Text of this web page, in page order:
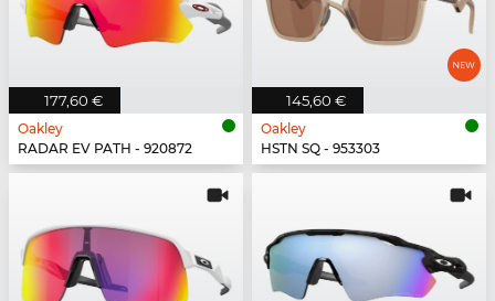
177,60 €
Oakley
RADAR EV PATH - 920872
145,60 €
Oakley
HSTN SQ - 953303